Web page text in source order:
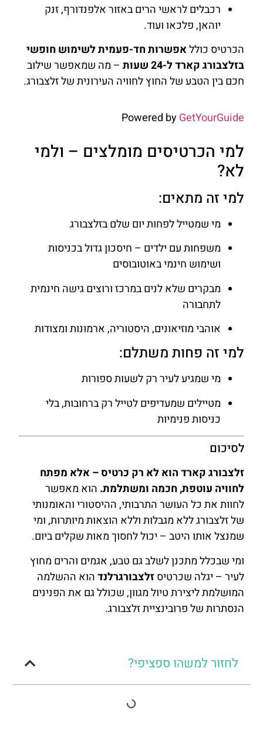
רכבלים לראשי הרים באזור אלפנדורף, זנק
יוהאן, פלכאו ועוד.
הכרטיס כוללאפשרות חד-פעמית לשימוש חופשי
בזלצבורג קארד ל-24 שעות
– מה שמאפשר שילוב
חכם בין הטבע של החוץ לחוויה העירונית של זלצבורג.
Powered byGetYourGuide
למי הכרטיסים מומלצים – ולמי
לא?
למי זה מתאים:
מי שמטייל לפחות יום שלם בזלצבורג
משפחות עם ילדים – חיסכון גדול בכניסות
ושימוש חינמי באוטובוסים
מבקרים שלא לנים במרכז ורוצים גישה חינמית
לתחבורה
אוהבי מוזיאונים, היסטוריה, ארמונות ומצודות
למי זה פחות משתלם:
מי שמגיע לעיר רק לשעות ספורות
מטיילים שמעדיפים לטייל רק ברחובות, בלי
כניסות פנימיות
לסיכום
זלצבורג קארד הוא לא רק כרטיס – אלא מפתח
לחוויה עוטפת, חכמה ומשתלמת. הוא מאפשר
לחוות את כל העושר התרבותי, ההיסטורי והאומנותי
של זלצבורג ללא מגבלות וללא הוצאות מיותרות, ומי
שמנצל אותו היטב – יכול לחסוך מאות שקלים ביום.
ומי שבכלל מתכנן לשלב גם טבע, אגמים והרים מחוץ
לעיר – יגלה שכרטיסזלצבורגרלנדהוא ההשלמה
המושלמת ליצירת טיול מגוון, שכולל גם את הפנינים
הנסתרות של פרובינציית זלצבורג.
לחזור למשהו ספציפי?